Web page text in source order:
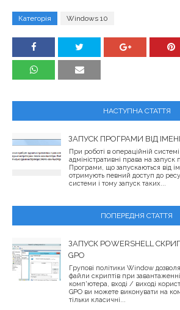
Категорія Windows 10
НАСТУПНА СТАТТЯ
ЗАПУСК ПРОГРАМИ ВІД
При роботі в операційній
адміністративні права на
Програми, що запускаються від
отримують певний доступ до
системи і тому запуск таких...
ПОПЕРЕДНЯ СТАТТЯ
ЗАПУСК POWERSHELL
GPO
Групові політики Window
файли скриптів при
комп'ютера, вході / виході
GPO ви можете виконувати на
тільки класичні...